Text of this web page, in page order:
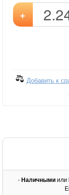
+
Добавить к
-Наличнымиили